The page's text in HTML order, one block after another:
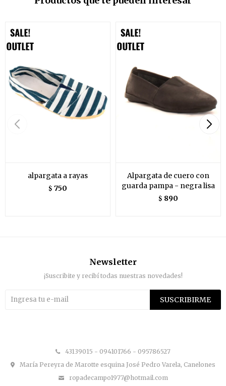
alpargata a rayas
$ 750
Alpargata de cuero con
guarda pampa - negra lisa
$ 890
43139015 - 094101766 - 095786527
María Pereyra de Marotte esquina José Pedro Varela, Canelones
ropadecampo1977@hotmail.com
Newsletter
¡Suscribite y recibí todas nuestras novedades!
SUSCRIBIRME